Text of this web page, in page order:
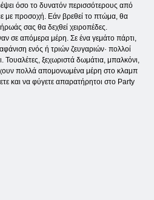
όσο το δυνατόν περισσότερους από
με προσοχή. Εάν βρεθεί το πτώμα, θα
σας θα δεχθεί χειροπέδες.
σε απόμερα μέρη. Σε ένα γεμάτο πάρτι,
ενός ή τριών ζευγαριών· πολλοί
Τουαλέτες, ξεχωριστά δωμάτια, μπαλκόνι,
πολλά απομονωμένα μέρη στο κλαμπ
και να φύγετε απαρατήρητοι στο Party